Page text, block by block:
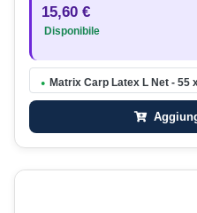
15,60 €
Disponibile
● Matrix Carp Latex L Net - 55